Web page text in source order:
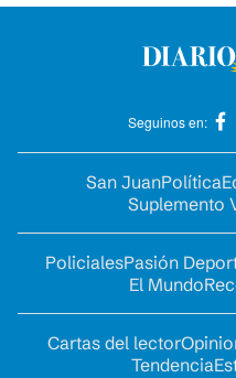
Seguinos en:
San JuanPolítica
Suplemento
PolicialesPasión
El Mundo
Cartas del lector
Tendencia